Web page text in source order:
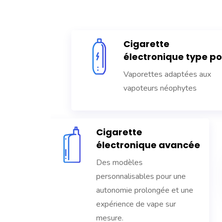
Cigarette
électronique type
Vaporettes adaptées aux
vapoteurs néophytes
Cigarette
électronique avancée
Des modèles
personnalisables pour une
autonomie prolongée et une
expérience de vape sur
mesure.